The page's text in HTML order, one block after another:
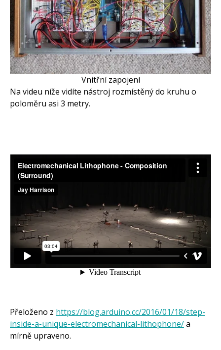
Vnitřní zapojení
Na videu níže vidíte nástroj rozmístěný do kruhu o
poloměru asi 3 metry.
Přeloženo z https://blog.arduino.cc/2016/01/18/step-
inside-a-unique-electromechanical-lithophone/a
mírně upraveno.